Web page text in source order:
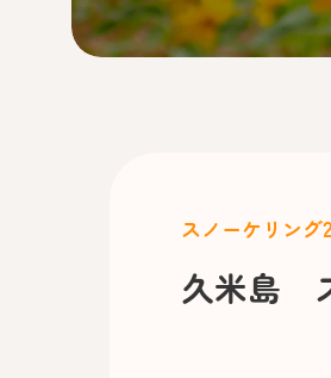
スノーケリング
久米島